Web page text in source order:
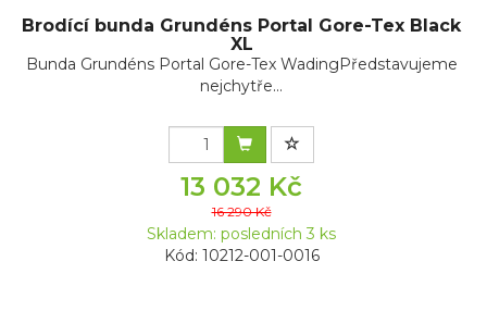
Brodící bunda Grundéns Portal Gore-Tex Black
XL
Bunda Grundéns Portal Gore-Tex WadingPředstavujeme
nejchytře...
13 032 Kč
16 290 Kč
Skladem: posledních 3 ks
Kód: 10212-001-0016